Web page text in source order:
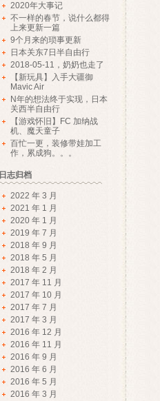
2020年大事记
不一样的春节，说什么都得
上来更新一篇
9个月来的琐事更新
日本关东7日半自由行
2018-05-11，奶奶也走了
【新玩具】入手大疆御
Mavic Air
N年的想法终于实现，日本
关西半自由行
【游戏怀旧】FC 加纳战
机、魔天童子
百忙一更，装修带娃加工
作，累成狗。。。
日志归档
2022 年 3 月
2021 年 1 月
2020 年 1 月
2019 年 7 月
2018 年 9 月
2018 年 5 月
2018 年 2 月
2017 年 11 月
2017 年 10 月
2017 年 7 月
2017 年 3 月
2016 年 12 月
2016 年 11 月
2016 年 9 月
2016 年 6 月
2016 年 5 月
2016 年 3 月